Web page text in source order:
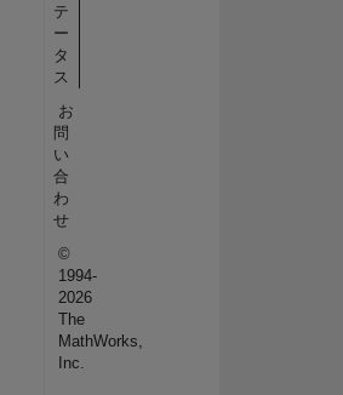
テ
ー
タ
ス
お
問
い
合
わ
せ
©
1994-
2026
The
MathWorks,
Inc.